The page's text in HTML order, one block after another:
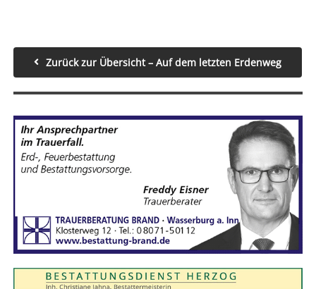
Zurück zur Übersicht – Auf dem letzten Erdenweg